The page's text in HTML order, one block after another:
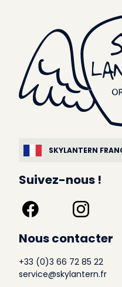
SKYLANTERN
Suivez-nous !
Nous contacter
+33 (0)3 66 72 85 22
service@skylantern.fr